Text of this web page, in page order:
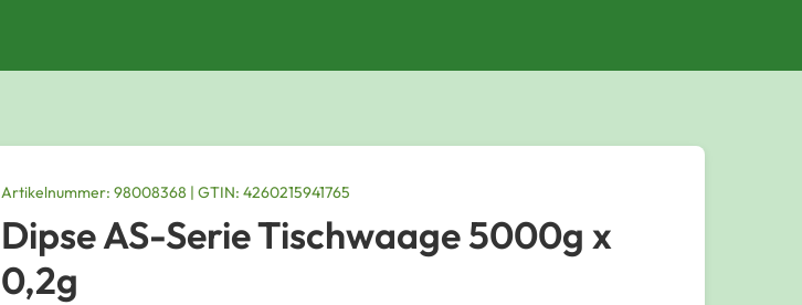
Artikelnummer: 98008368 | GTIN: 4260215941765
Dipse AS-Serie Tischwaage 5000g x
0,2g